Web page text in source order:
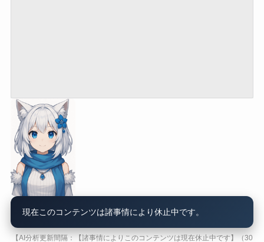
現在このコンテンツは諸事情により休止中です。
【AI分析更新間隔：【諸事情によりこのコンテンツは現在休止中です】（30